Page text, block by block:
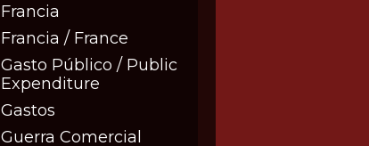
Francia
Francia / France
Gasto Público / Public
Expenditure
Gastos
Guerra Comercial